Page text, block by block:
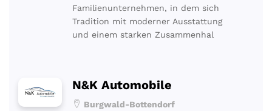
Familienunternehmen, in dem sich
Tradition mit moderner Ausstattung
und einem starken Zusammenhal
N&K Automobile
Burgwald-Bottendorf